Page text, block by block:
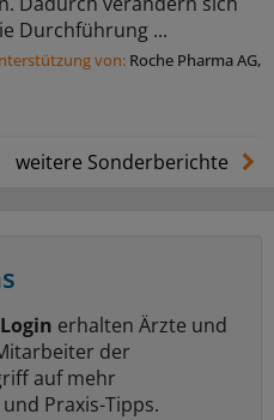
Durchführung ...
von: Roche Pharma AG,
weitere Sonderberichte
erhalten Ärzte und
der
auf mehr
Praxis-Tipps.